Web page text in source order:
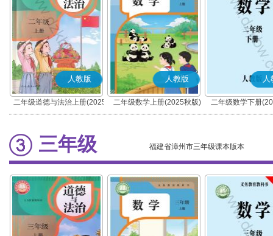
人教版
二年级道德与法治上册(2025
秋版)(部编版)
人教版
二年级数学上册(2025秋版)
人
二年级数学下册
三年级 福建省漳州市三年级课本版本